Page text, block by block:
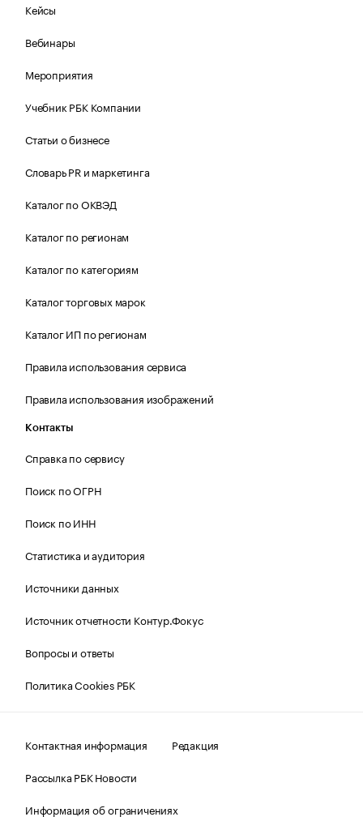
Кейсы
Вебинары
Мероприятия
Учебник РБК Компании
Статьи о бизнесе
Словарь PR и маркетинга
Каталог по ОКВЭД
Каталог по регионам
Каталог по категориям
Каталог торговых марок
Каталог ИП по регионам
Правила использования сервиса
Правила использования изображений
Контакты
Справка по сервису
Поиск по ОГРН
Поиск по ИНН
Статистика и аудитория
Источники данных
Источник отчетности Контур.Фокус
Вопросы и ответы
Политика Cookies РБК
Контактная информация
Редакция
Рассылка РБК Новости
Информация об ограничениях